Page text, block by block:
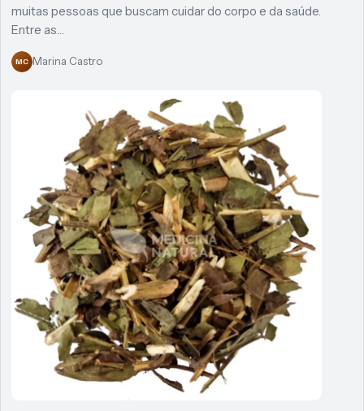
muitas pessoas que buscam cuidar do corpo e da saúde.
Entre as…
MC Marina Castro